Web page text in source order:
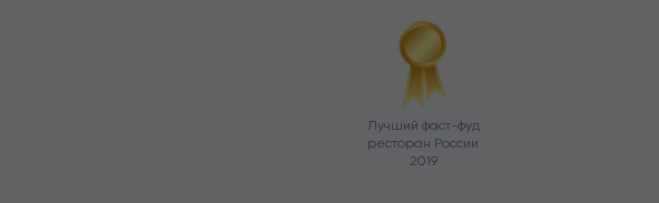
Лучший фаст-фуд
ресторан России
2019